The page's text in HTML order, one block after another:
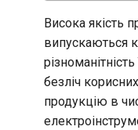
Висока якість
випускаються
безліч
продукцію в